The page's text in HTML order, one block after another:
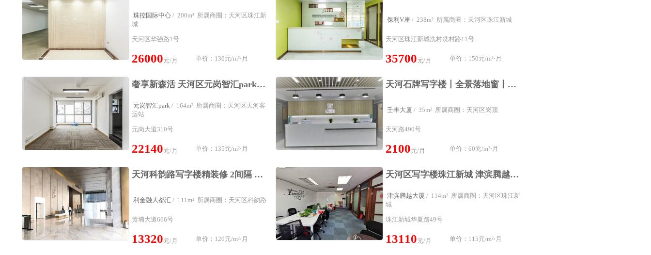
珠控国际中心 / 200m² 所属商圈：天河区珠江新
城
天河区华强路1号
26000元/月 单价：130元/m²⋅月
保利V座 / 238m² 所属商圈：天河区珠江新城
天河区珠江新城冼村冼村路11号
35700元/月 单价：150元/m²⋅月
奢享新森活 天河区元岗智汇park写字楼
元岗智汇park / 164m² 所属商圈：天河区天河客
运站
元岗大道310号
22140元/月 单价：135元/m²⋅月
天河石牌写字楼丨全景落地窗丨方正实用丨旺财办公室火热招租
壬丰大厦 / 35m² 所属商圈：天河区岗顶
天河路490号
2100元/月 单价：60元/m²⋅月
天河科韵路写字楼精装修 2间隔 方正实用 望江单位
利金融大都汇 / 111m² 所属商圈：天河区科韵路
黄埔大道666号
13320元/月 单价：120元/m²⋅月
天河区写字楼珠江新城 津滨腾越大厦 114平米 精装修
津滨腾越大厦 / 114m² 所属商圈：天河区珠江新
城
珠江新城华夏路49号
13110元/月 单价：115元/m²⋅月